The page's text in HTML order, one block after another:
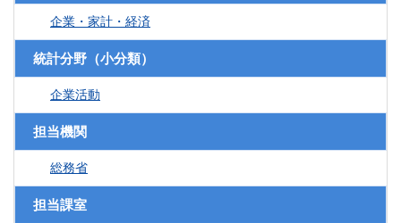
企業・家計・経済
統計分野（小分類）
企業活動
担当機関
総務省
担当課室